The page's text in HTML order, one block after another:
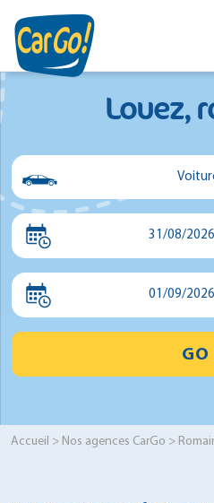
Louez,
Voiture
31/08/
01/09/
GO
Accueil > Nos agences CarGo >